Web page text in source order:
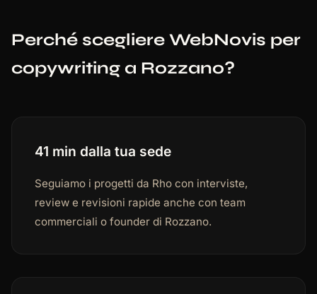
Perché scegliere WebNovis per
copywriting a Rozzano?
41 min dalla tua sede
Seguiamo i progetti da Rho con interviste,
review e revisioni rapide anche con team
commerciali o founder di Rozzano.